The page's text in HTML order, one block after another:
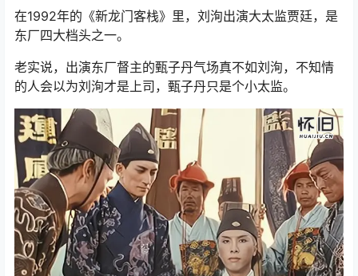
在1992年的《新龙门客栈》里，刘洵出演大太监贾廷，是
东厂四大档头之一。
老实说，出演东厂督主的甄子丹气场真不如刘洵，不知情
的人会以为刘洵才是上司，甄子丹只是个小太监。